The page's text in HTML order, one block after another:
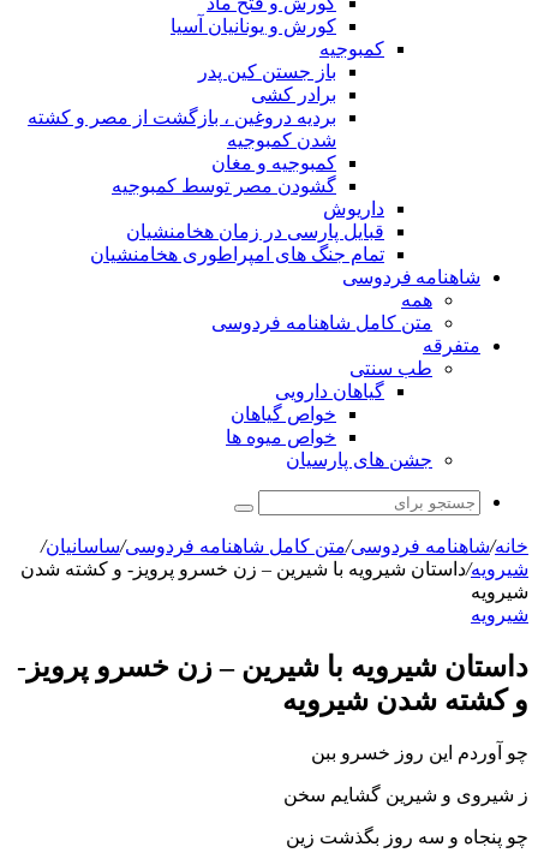
کورش و یونانیان آسیا
کمبوجیه
باز جستن کین پدر
برادر کشی
بردیه دروغین ، بازگشت از مصر و کشته
شدن کمبوجیه
کمبوجیه و مغان
گشودن مصر توسط کمبوجیه
داریوش
قبایل پارسی در زمان هخامنشیان
تمام جنگ های امپراطوری هخامنشیان
شاهنامه فردوسی
همه
متن کامل شاهنامه فردوسی
متفرقه
طب سنتی
گیاهان دارویی
خواص گیاهان
خواص میوه ها
جشن های پارسیان
جستجو
برای
خانه/شاهنامه فردوسی/متن کامل شاهنامه فردوسی/ساسانیان/
شيرويه/داستان شیرویه با شیرین – زن خسرو پرویز- و کشته شدن
شیرویه
شيرويه
داستان شیرویه با شیرین – زن خسرو پرویز-
و کشته شدن شیرویه
چو آوردم این روز خسرو ببن
ز شیروى و شیرین گشایم سخن‏
چو پنجاه و سه روز بگذشت زین